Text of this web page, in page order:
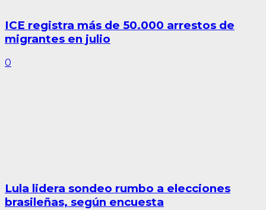
ICE registra más de 50.000 arrestos de
migrantes en julio
0
Lula lidera sondeo rumbo a elecciones
brasileñas, según encuesta